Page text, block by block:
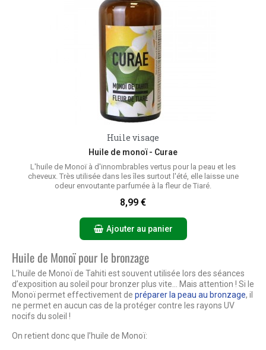
Aperçu rapide
Huile visage
Huile de monoï - Curae
L'huile de Monoï à d'innombrables vertus pour la peau et les
cheveux. Très utilisée dans les îles surtout l'été, elle laisse une
odeur envoutante parfumée à la fleur de Tiaré.
8,99 €
Ajouter au panier
Huile de Monoï pour le bronzage
L’huile de Monoï de Tahiti est souvent utilisée lors des séances
d’exposition au soleil pour bronzer plus vite… Mais attention ! Si le
Monoï permet effectivement de préparer la peau au bronzage, il
ne permet en aucun cas de la protéger contre les rayons UV
nocifs du soleil !
On retient donc que l’huile de Monoï: